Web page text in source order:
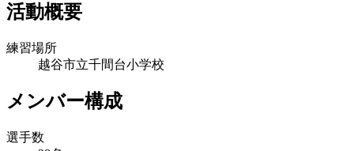
活動概要
練習場所
越谷市立千間台小学校
メンバー構成
選手数